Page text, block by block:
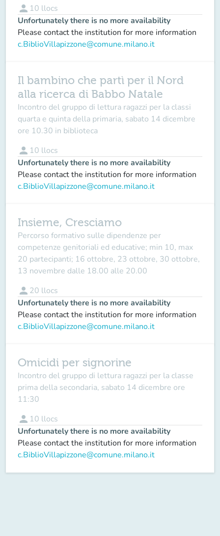
person 10 llocs
Unfortunately there is no more availability
Please contact the institution for more information
c.BiblioVillapizzone@comune.milano.it
Il bambino che partì per il Nord
alla ricerca di Babbo Natale
Incontro del gruppo di lettura ragazzi per la classi
quarta e quinta della primaria, sabato 14 dicembre
ore 10.30 in biblioteca
person 10 llocs
Unfortunately there is no more availability
Please contact the institution for more information
c.BiblioVillapizzone@comune.milano.it
Insieme, Cresciamo
Percorso formativo sulle dipendenze per
competenze genitoriali ed educative; min 10, max
20 partecipanti; 16 ottobre, 23 ottobre, 30 ottobre,
13 novembre dalle 18.00 alle 20.00
person 20 llocs
Unfortunately there is no more availability
Please contact the institution for more information
c.BiblioVillapizzone@comune.milano.it
Omicidi per signorine
Incontro del gruppo di lettura ragazzi per la classe
prima della secondaria, sabato 14 dicembre ore
11:30
person 10 llocs
Unfortunately there is no more availability
Please contact the institution for more information
c.BiblioVillapizzone@comune.milano.it